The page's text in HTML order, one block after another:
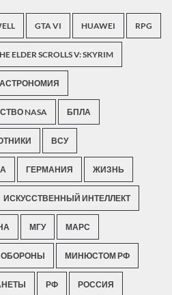
GTA VI HUAWEI RPG
ELDER SCROLLS V: SKYRIM
АСТРОНОМИЯ
NASA БПЛА
ВСУ
ГЕРМАНИЯ ЖИЗНЬ
ИСКУССТВЕННЫЙ ИНТЕЛЛЕКТ
МГУ МАРС
МИНЮСТОМ РФ
РФ РОССИЯ